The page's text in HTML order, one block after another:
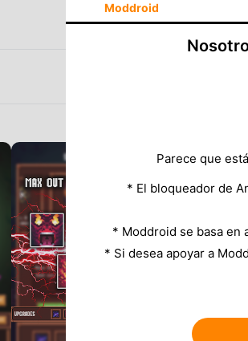
Moddroid
Parece que
* El bloqueador de
* Moddroid se basa en
* Si desea apoyar a